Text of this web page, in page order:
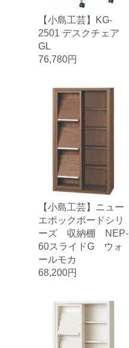
【小島工芸】KG-
2501 デスクチェア
GL
76,780円
【小島工芸】ニュー
エポックボードシリ
ーズ 収納棚 NEP‐
60スライドG ウォ
ールモカ
68,200円